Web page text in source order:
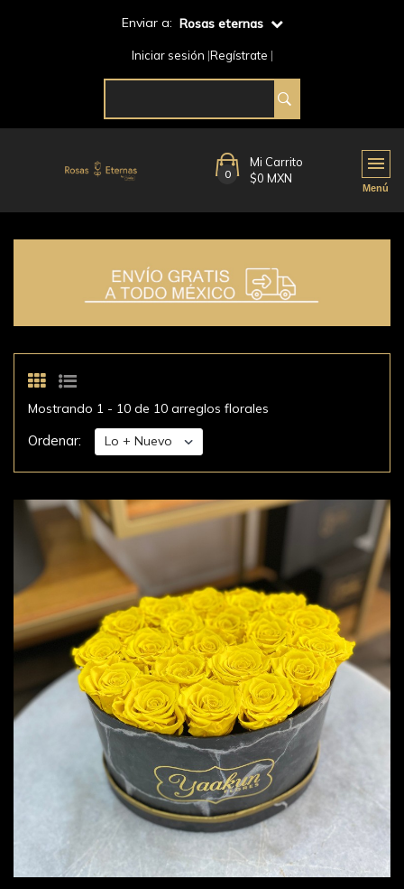
Enviar a: Rosas eternas
Iniciar sesión Regístrate
0
Mi Carrito
$0 MXN
Mostrando 1 - 10 de 10 arreglos florales
Ordenar: